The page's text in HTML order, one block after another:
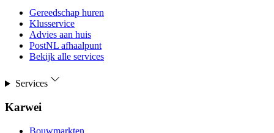
Gereedschap huren
Klusservice
Advies aan huis
PostNL afhaalpunt
Bekijk alle services
Services
Karwei
Bouwmarkten